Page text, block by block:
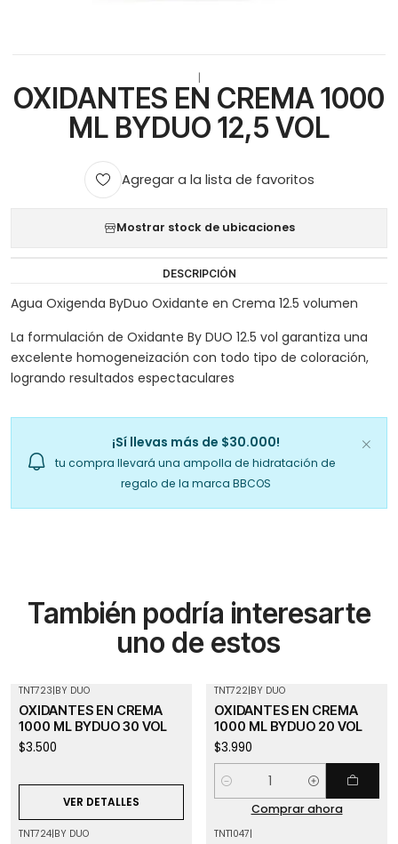
OXIDANTES EN CREMA 1000
ML BYDUO 12,5 VOL
Agregar a la lista de favoritos
Mostrar stock de ubicaciones
DESCRIPCIÓN
Agua Oxigenda ByDuo Oxidante en Crema 12.5 volumen
La formulación de Oxidante By DUO 12.5 vol garantiza una
excelente homogeneización con todo tipo de coloración,
logrando resultados espectaculares
¡Sí llevas más de $30.000!
tu compra llevará una ampolla de hidratación de
regalo de la marca BBCOS
También podría interesarte
uno de estos
TNT723|BY DUO
OXIDANTES EN CREMA
1000 ML BYDUO 30 VOL
$3.500
VER DETALLES
TNT722|BY DUO
OXIDANTES EN CREMA
1000 ML BYDUO 20 VOL
$3.990
Cantidad
Comprar ahora
TNT724|BY DUO TNT1047|